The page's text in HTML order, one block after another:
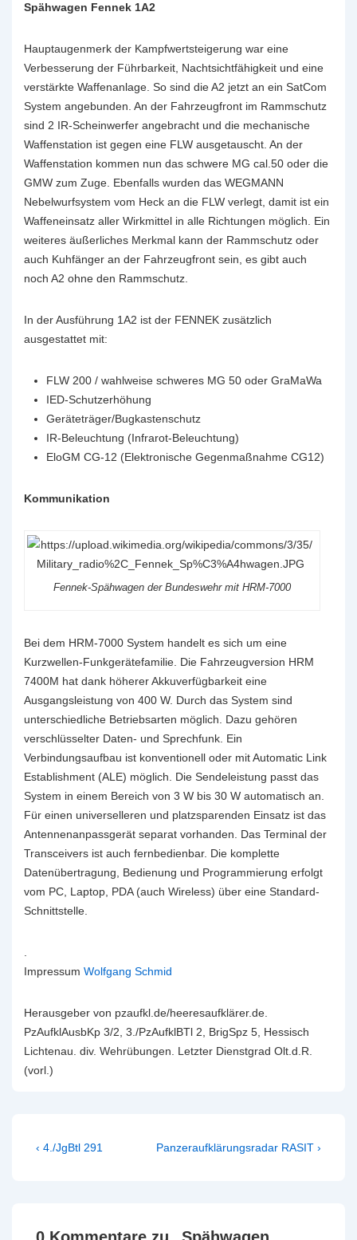
Spähwagen Fennek 1A2
Hauptaugenmerk der Kampfwertsteigerung war eine
Verbesserung der Führbarkeit, Nachtsichtfähigkeit und eine
verstärkte Waffenanlage. So sind die A2 jetzt an ein SatCom
System angebunden. An der Fahrzeugfront im Rammschutz
sind 2 IR-Scheinwerfer angebracht und die mechanische
Waffenstation ist gegen eine FLW ausgetauscht. An der
Waffenstation kommen nun das schwere MG cal.50 oder die
GMW zum Zuge. Ebenfalls wurden das WEGMANN
Nebelwurfsystem vom Heck an die FLW verlegt, damit ist ein
Waffeneinsatz aller Wirkmittel in alle Richtungen möglich. Ein
weiteres äußerliches Merkmal kann der Rammschutz oder
auch Kuhfänger an der Fahrzeugfront sein, es gibt auch
noch A2 ohne den Rammschutz.
In der Ausführung 1A2 ist der FENNEK zusätzlich
ausgestattet mit:
FLW 200 / wahlweise schweres MG 50 oder GraMaWa
IED-Schutzerhöhung
Geräteträger/Bugkastenschutz
IR-Beleuchtung (Infrarot-Beleuchtung)
EloGM CG-12 (Elektronische Gegenmaßnahme CG12)
Kommunikation
Fennek-Spähwagen der Bundeswehr mit HRM-7000
Bei dem HRM-7000 System handelt es sich um eine
Kurzwellen-Funkgerätefamilie. Die Fahrzeugversion HRM
7400M hat dank höherer Akkuverfügbarkeit eine
Ausgangsleistung von 400 W. Durch das System sind
unterschiedliche Betriebsarten möglich. Dazu gehören
verschlüsselter Daten- und Sprechfunk. Ein
Verbindungsaufbau ist konventionell oder mit Automatic Link
Establishment (ALE) möglich. Die Sendeleistung passt das
System in einem Bereich von 3 W bis 30 W automatisch an.
Für einen universelleren und platzsparenden Einsatz ist das
Antennenanpassgerät separat vorhanden. Das Terminal der
Transceivers ist auch fernbedienbar. Die komplette
Datenübertragung, Bedienung und Programmierung erfolgt
vom PC, Laptop, PDA (auch Wireless) über eine Standard-
Schnittstelle.
Impressum Wolfgang Schmid
Herausgeber von pzaufkl.de/heeresaufklärer.de.
PzAufklAusbKp 3/2, 3./PzAufklBTl 2, BrigSpz 5, Hessisch
Lichtenau. div. Wehrübungen. Letzter Dienstgrad Olt.d.R.
(vorl.)
Beitragsnavigation
Vorheriger
‹ 4./JgBtl 291
Nächster
Panzeraufklärungsradar RASIT ›